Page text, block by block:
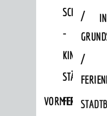
SCHÜTZEN
-
KINDER
STÄRKEN"
/
/